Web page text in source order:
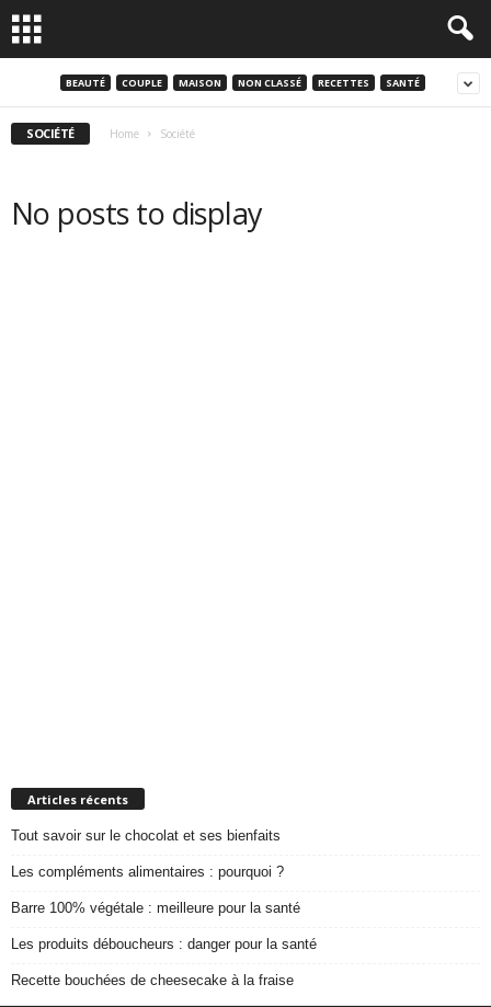
BEAUTÉ COUPLE MAISON NON CLASSÉ RECETTES SANTÉ
SOCIÉTÉ Home Société
No posts to display
Articles récents
Tout savoir sur le chocolat et ses bienfaits
Les compléments alimentaires : pourquoi ?
Barre 100% végétale : meilleure pour la santé
Les produits déboucheurs : danger pour la santé
Recette bouchées de cheesecake à la fraise